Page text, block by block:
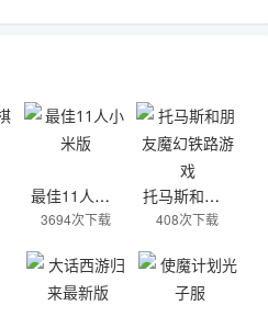
最佳11人小米版
3694次下载
托马斯和朋友魔幻铁路游戏
408次下载